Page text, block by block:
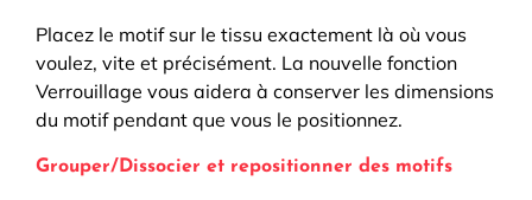
Placez le motif sur le tissu exactement là où vous
voulez, vite et précisément. La nouvelle fonction
Verrouillage vous aidera à conserver les dimensions
du motif pendant que vous le positionnez.
Grouper/Dissocier et repositionner des motifs